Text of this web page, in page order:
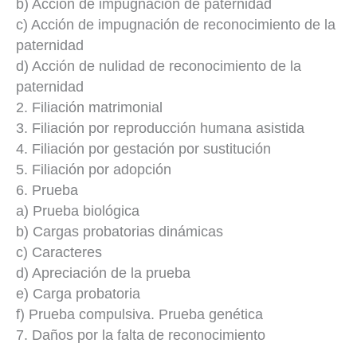
b) Acción de impugnación de paternidad
c) Acción de impugnación de reconocimiento de la
paternidad
d) Acción de nulidad de reconocimiento de la
paternidad
2. Filiación matrimonial
3. Filiación por reproducción humana asistida
4. Filiación por gestación por sustitución
5. Filiación por adopción
6. Prueba
a) Prueba biológica
b) Cargas probatorias dinámicas
c) Caracteres
d) Apreciación de la prueba
e) Carga probatoria
f) Prueba compulsiva. Prueba genética
7. Daños por la falta de reconocimiento